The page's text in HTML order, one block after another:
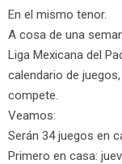
En el mismo tenor.
A cosa de una
Liga Mexicana del
calendario de
compete.
Veamos:
Serán 34 juegos en
Primero en casa: